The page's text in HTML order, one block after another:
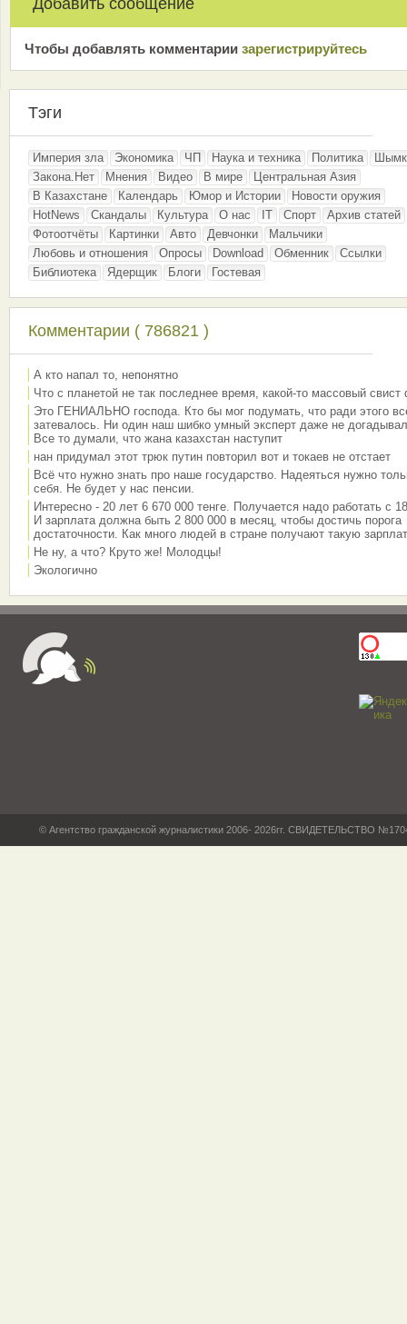
Добавить сообщение
Чтобы добавлять комментарии зарeгиcтрирyйтeсь
Тэги
Империя зла Экономика ЧП Наука и техника Политика
Закона.Нет
Мнения Видео В мире
Центральная Азия
В Казахстане
Календарь Юмор и Истории
Новости оружия
HotNews
Скандалы Культура О нас IT Спорт
Архив статей
Фотоотчёты
Картинки Авто Девчонки
Мальчики
Любовь и отношения
Опросы Download Обменник
Ссылки
Библиотека
Ядерщик Блоги Гостевая
Комментарии ( 786821 )
А кто напал то, непонятно
Что с планетой не так последнее время, какой-то массовый свист
Это ГЕНИАЛЬНО господа. Кто бы мог подумать, что ради этого
затевалось. Ни один наш шибко умный эксперт даже не
Все то думали, что жана казахстан наступит
нан придумал этот трюк путин повторил вот и токаев не отстает
Всё что нужно знать про наше государство. Надеяться нужно
себя. Не будет у нас пенсии.
Интересно - 20 лет 6 670 000 тенге. Получается надо работать с
И зарплата должна быть 2 800 000 в месяц, чтобы достичь порога
достаточности. Как много людей в стране получают такую
Не ну, а что? Круто же! Молодцы!
Экологично
© Агентство гражданской журналистики 2006- 2026гг. СВИДЕТЕЛЬСТВО